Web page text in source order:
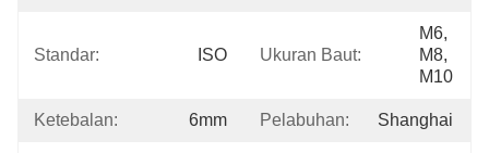
Standar: ISO Ukuran Baut:
M6,
M8,
M10
Ketebalan: 6mm Pelabuhan: Shanghai